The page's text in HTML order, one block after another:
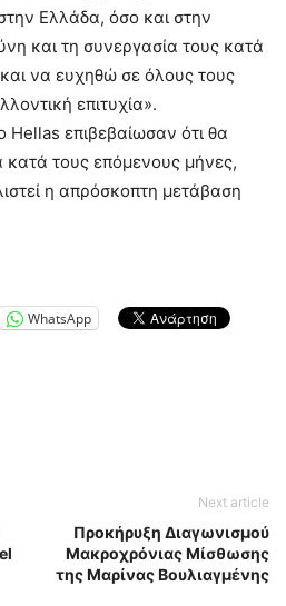
Ελλάδα, όσο και στην
και τη συνεργασία τους κατά
να ευχηθώ σε όλους τους
επιτυχία».
επιβεβαίωσαν ότι θα
τους επόμενους μήνες,
η απρόσκοπτη μετάβαση
WhatsApp
Next article
Προκήρυξη Διαγωνισμού
Μακροχρόνιας Μίσθωσης
της Μαρίνας Βουλιαγμένης